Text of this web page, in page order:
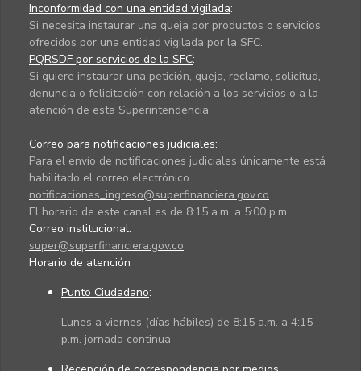
Inconformidad con una entidad vigilada:
Si necesita instaurar una queja por productos o servicios
ofrecidos por una entidad vigilada por la SFC.
PQRSDF por servicios de la SFC:
Si quiere instaurar una petición, queja, reclamo, solicitud,
denuncia o felicitación con relación a los servicios o a la
atención de esta Superintendencia.
Correo para notificaciones judiciales:
Para el envío de notificaciones judiciales únicamente está
habilitado el correo electrónico
notificaciones_ingreso@superfinanciera.gov.co
El horario de este canal es de 8:15 a.m. a 5:00 p.m.
Correo institucional:
super@superfinanciera.gov.co
Horario de atención
Punto Ciudadano:
Lunes a viernes (días hábiles) de 8:15 a.m. a 4:15
p.m. jornada continua